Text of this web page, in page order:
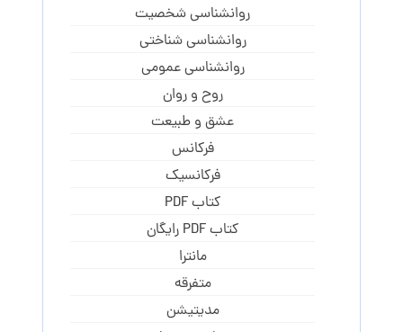
روانشناسی شخصیت
روانشناسی شناختی
روانشناسی عمومی
روح و روان
عشق و طبیعت
فرکانس
فرکانسیک
کتاب PDF
کتاب PDF رایگان
مانترا
متفرقه
مدیتیشن